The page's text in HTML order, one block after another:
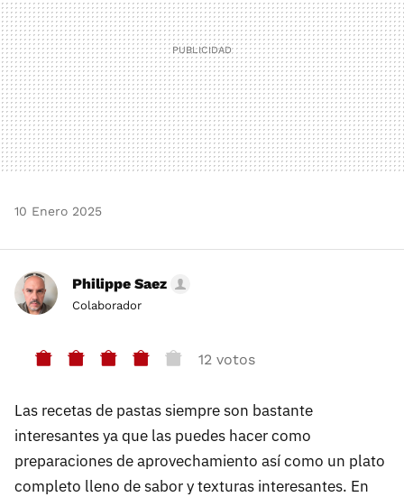
10 Enero 2025
Philippe Saez
Colaborador
12 votos
Las recetas de pastas siempre son bastante
interesantes ya que las puedes hacer como
preparaciones de aprovechamiento así como un plato
completo lleno de sabor y texturas interesantes. En